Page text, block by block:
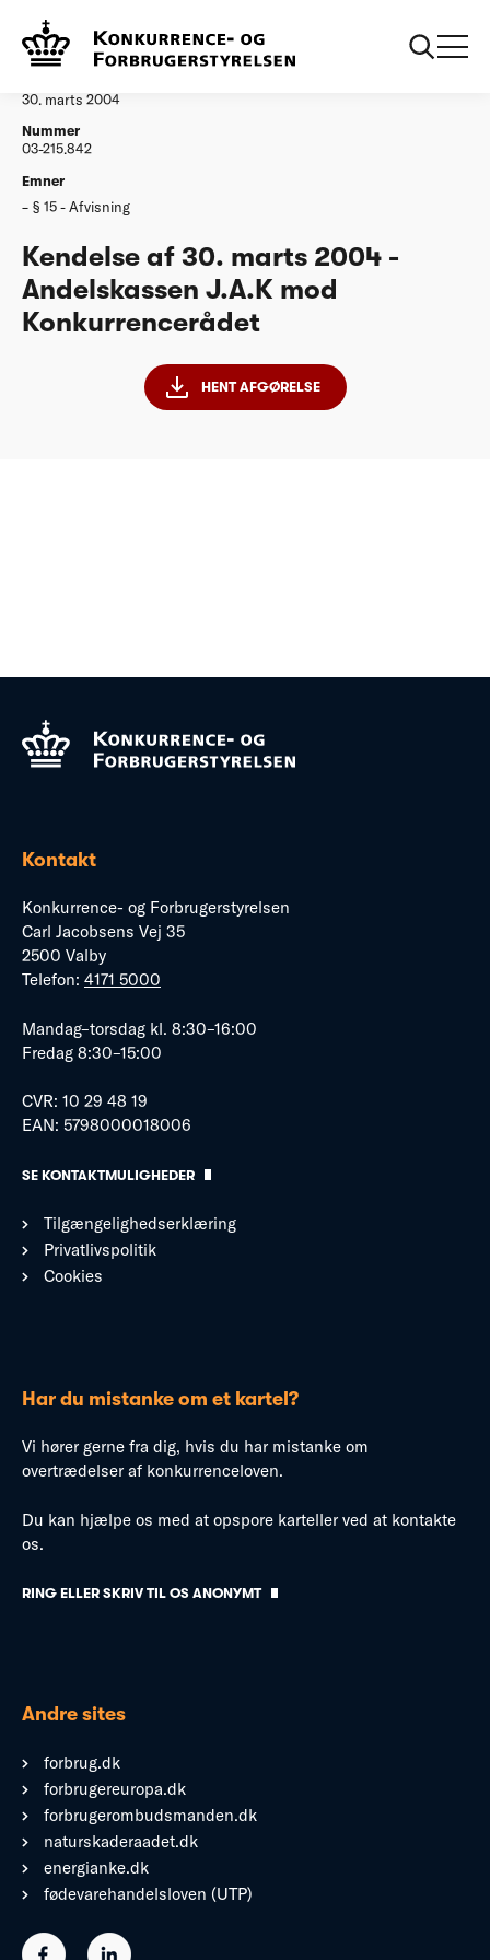
Afgørelser
30. marts 2004
Nummer
03-215.842
Emner
§ 15 - Afvisning
Kendelse af 30. marts 2004 -
Andelskassen J.A.K mod
Konkurrencerådet
HENT AFGØRELSE
Kontakt
Konkurrence- og Forbrugerstyrelsen
Carl Jacobsens Vej 35
2500 Valby
Telefon: 4171 5000
Mandag–torsdag kl. 8:30–16:00
Fredag 8:30–15:00
CVR: 10 29 48 19
EAN: 5798000018006
SE KONTAKTMULIGHEDER
Tilgængelighedserklæring
Privatlivspolitik
Cookies
Har du mistanke om et kartel?
Vi hører gerne fra dig, hvis du har mistanke om
overtrædelser af konkurrenceloven.
Du kan hjælpe os med at opspore karteller ved at kontakte
os.
RING ELLER SKRIV TIL OS ANONYMT
Andre sites
forbrug.dk
forbrugereuropa.dk
forbrugerombudsmanden.dk
naturskaderaadet.dk
energianke.dk
fødevarehandelsloven (UTP)